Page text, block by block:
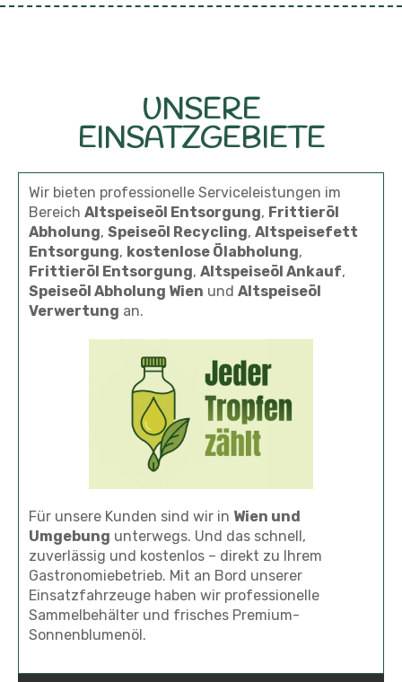
UNSERE
EINSATZGEBIETE
Wir bieten professionelle Serviceleistungen im
Bereich Altspeiseöl Entsorgung, Frittieröl
Abholung, Speiseöl Recycling, Altspeisefett
Entsorgung, kostenlose Ölabholung,
Frittieröl Entsorgung, Altspeiseöl Ankauf,
Speiseöl Abholung Wien und Altspeiseöl
Verwertung an.
Für unsere Kunden sind wir in Wien und
Umgebung unterwegs. Und das schnell,
zuverlässig und kostenlos – direkt zu Ihrem
Gastronomiebetrieb. Mit an Bord unserer
Einsatzfahrzeuge haben wir professionelle
Sammelbehälter und frisches Premium-
Sonnenblumenöl.